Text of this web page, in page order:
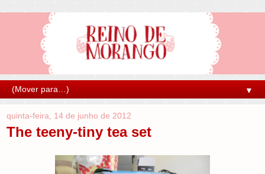
▼
quinta-feira, 14 de junho de 2012
The teeny-tiny tea set